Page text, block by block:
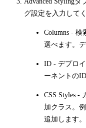
グ設定を入力して
Columns - 検
選べます。
ID - デプロ
ーネントのID
CSS Styles -
加クラス。
追加します。